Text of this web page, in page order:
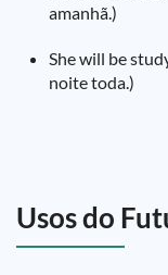
amanhã.)
She will be
noite toda.)
Usos do